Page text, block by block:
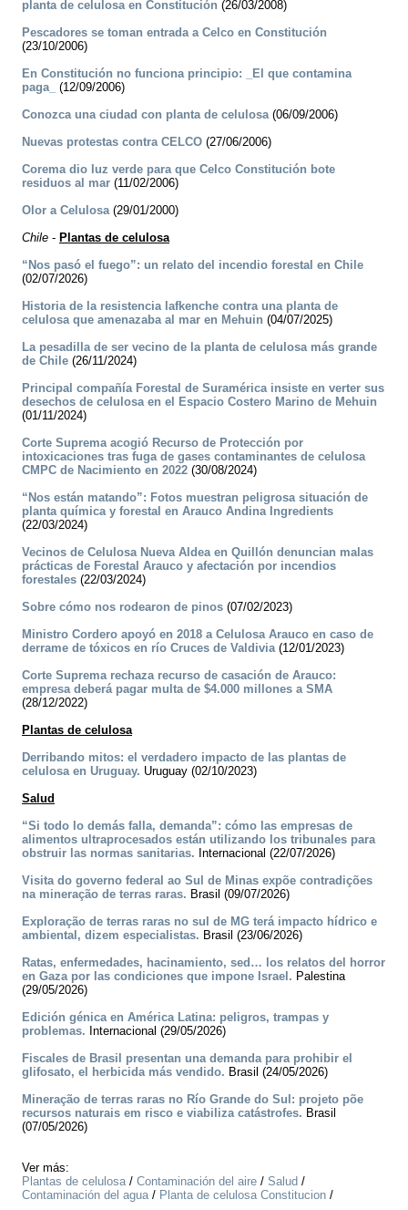
planta de celulosa en Constitución (26/03/2008)
Pescadores se toman entrada a Celco en Constitución
(23/10/2006)
En Constitución no funciona principio: _El que contamina
paga_
(12/09/2006)
Conozca una ciudad con planta de celulosa(06/09/2006)
Nuevas protestas contra CELCO (27/06/2006)
Corema dio luz verde para que Celco Constitución bote
residuos al mar (11/02/2006)
Olor a Celulosa(29/01/2000)
Chile - Plantas de celulosa
“Nos pasó el fuego”: un relato del incendio forestal en Chile
(02/07/2026)
Historia de la resistencia lafkenche contra una planta de
celulosa que amenazaba al mar en Mehuin (04/07/2025)
La pesadilla de ser vecino de la planta de celulosa más grande
de Chile (26/11/2024)
Principal compañía Forestal de Suramérica insiste en verter sus
desechos de celulosa en el Espacio Costero Marino de Mehuin
(01/11/2024)
Corte Suprema acogió Recurso de Protección por
intoxicaciones tras fuga de gases contaminantes de celulosa
CMPC de Nacimiento en 2022 (30/08/2024)
“Nos están matando”: Fotos muestran peligrosa situación de
planta química y forestal en Arauco Andina Ingredients
(22/03/2024)
Vecinos de Celulosa Nueva Aldea en Quillón denuncian malas
prácticas de Forestal Arauco y afectación por incendios
forestales (22/03/2024)
Sobre cómo nos rodearon de pinos (07/02/2023)
Ministro Cordero apoyó en 2018 a Celulosa Arauco en caso de
derrame de tóxicos en río Cruces de Valdivia(12/01/2023)
Corte Suprema rechaza recurso de casación de Arauco:
empresa deberá pagar multa de $4.000 millones a SMA
(28/12/2022)
Plantas de celulosa
Derribando mitos: el verdadero impacto de las plantas de
celulosa en Uruguay. Uruguay (02/10/2023)
Salud
“Si todo lo demás falla, demanda”: cómo las empresas de
alimentos ultraprocesados están utilizando los tribunales para
obstruir las normas sanitarias. Internacional (22/07/2026)
Visita do governo federal ao Sul de Minas expõe contradições
na mineração de terras raras. Brasil (09/07/2026)
Exploração de terras raras no sul de MG terá impacto hídrico e
ambiental, dizem especialistas. Brasil (23/06/2026)
Ratas, enfermedades, hacinamiento, sed… los relatos del horror
en Gaza por las condiciones que impone Israel. Palestina
(29/05/2026)
Edición génica en América Latina: peligros, trampas y
problemas. Internacional (29/05/2026)
Fiscales de Brasil presentan una demanda para prohibir el
glifosato, el herbicida más vendido. Brasil (24/05/2026)
Mineração de terras raras no Río Grande do Sul: projeto põe
recursos naturais em risco e viabiliza catástrofes. Brasil
(07/05/2026)
Ver más:
Plantas de celulosa/ Contaminación del aire / Salud /
Contaminación del agua/ Planta de celulosa Constitucion /